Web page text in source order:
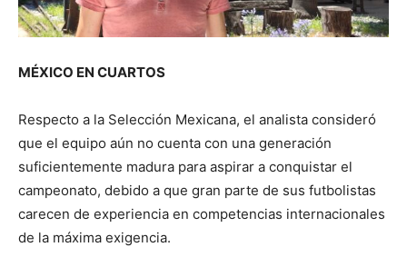
MÉXICO EN CUARTOS
Respecto a la Selección Mexicana, el analista consideró
que el equipo aún no cuenta con una generación
suficientemente madura para aspirar a conquistar el
campeonato, debido a que gran parte de sus futbolistas
carecen de experiencia en competencias internacionales
de la máxima exigencia.